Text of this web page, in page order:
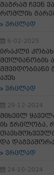
მაგრამ ჩვენ
რომლის
ვრცლად
8-02-2025
ირაკლი
მთლიანობის
მშვიდობიანი
აქვს
ვრცლად
29-12-2024
მიხეილ
ის ჭრილობა,
და დაგვაშორა
ვრცლად
24-10-2024